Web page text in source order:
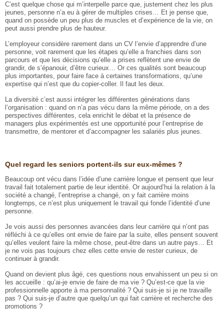
C’est quelque chose qui m’interpelle parce que, justement chez les plus
jeunes, personne n’a eu à gérer de multiples crises… Et je pense que,
quand on possède un peu plus de muscles et d’expérience de la vie, on
peut aussi prendre plus de hauteur.
L’employeur considère rarement dans un CV l’envie d’apprendre d’une
personne, voit rarement que les étapes qu’elle a franchies dans son
parcours et que les décisions qu’elle a prises reflètent une envie de
grandir, de s’épanouir, d’être curieux… Or ces qualités sont beaucoup
plus importantes, pour faire face à certaines transformations, qu’une
expertise qui n’est que du copier-coller. Il faut les deux.
La diversité c’est aussi intégrer les différentes générations dans
l’organisation : quand on n’a pas vécu dans la même période, on a des
perspectives différentes, cela enrichit le débat et la présence de
managers plus expérimentés est une opportunité pour l’entreprise de
transmettre, de mentorer et d’accompagner les salariés plus jeunes.
Quel regard les seniors portent-ils sur eux-mêmes ?
Beaucoup ont vécu dans l’idée d’une carrière longue et pensent que leur
travail fait totalement partie de leur identité. Or aujourd’hui la relation à la
société a changé, l’entreprise a changé, on y fait carrière moins
longtemps, ce n’est plus uniquement le travail qui fonde l’identité d’une
personne.
Je vois aussi des personnes avancées dans leur carrière qui n’ont pas
réfléchi à ce qu’elles ont envie de faire par la suite, elles pensent souvent
qu’elles veulent faire la même chose, peut-être dans un autre pays… Et
je ne vois pas toujours chez elles cette envie de rester curieux, de
continuer à grandir.
Quand on devient plus âgé, ces questions nous envahissent un peu si on
les accueille : qu’ai-je envie de faire de ma vie ? Qu’est-ce que la vie
professionnelle apporte à ma personnalité ? Qui suis-je si je ne travaille
pas ? Qui suis-je d’autre que quelqu’un qui fait carrière et recherche des
promotions ?